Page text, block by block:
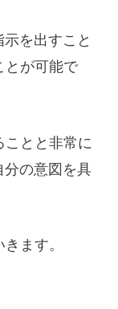
を出すこと
とが可能で
とと非常に
分の意図を具
ます。